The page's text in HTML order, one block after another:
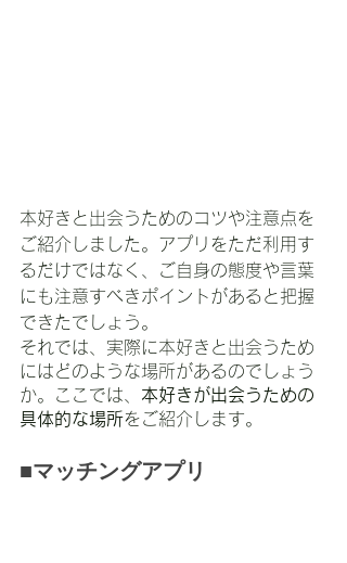
本好きと出会うためのコツや注意点を
ご紹介しました。アプリをただ利用す
るだけではなく、ご自身の態度や言葉
にも注意すべきポイントがあると把握
できたでしょう。
それでは、実際に本好きと出会うため
にはどのような場所があるのでしょう
か。ここでは、 本好きが出会うための
具体的な場所をご紹介します。
■マッチングアプリ